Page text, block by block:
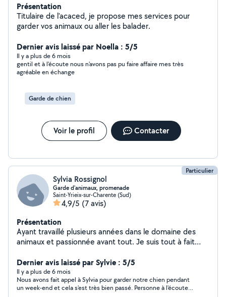
Présentation
Titulaire de l'acaced, je propose mes services pour
garder vos animaux ou aller les balader.
Dernier avis laissé par Noella : 5/5
Il y a plus de 6 mois
gentil et à l'écoute nous n'avons pas pu faire affaire mes très
agréable en échange
Garde de chien
Voir le profil Contacter
Particulier
Sylvia Rossignol
Garde d'animaux, promenade
Saint-Yrieix-sur-Charente (Sud)
4,9/5 (7 avis)
Présentation
Ayant travaillé plusieurs années dans le domaine des
animaux et passionnée avant tout. Je suis tout à fait
Dernier avis laissé par Sylvie : 5/5
Il y a plus de 6 mois
Nous avons fait appel à Sylvia pour garder notre chien pendant
un week-end et cela s'est très bien passé. Personne à l'écoute